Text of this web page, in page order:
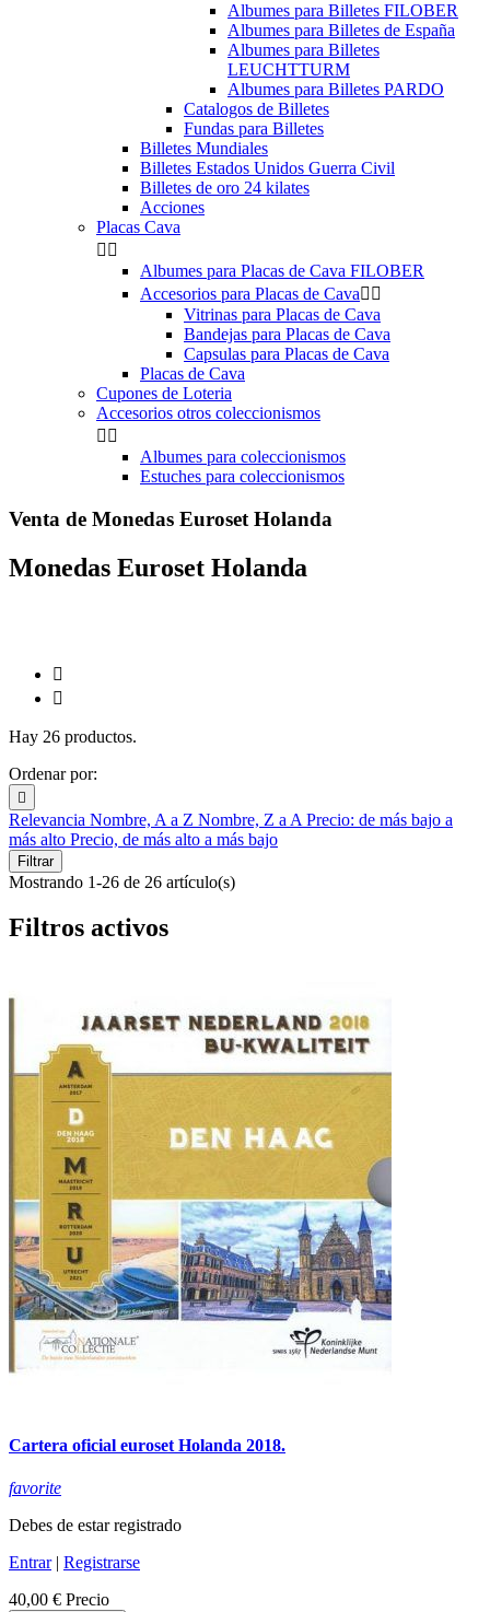
Albumes para Billetes FILOBER
Albumes para Billetes de España
Albumes para Billetes
LEUCHTTURM
Albumes para Billetes PARDO
Catalogos de Billetes
Fundas para Billetes
Billetes Mundiales
Billetes Estados Unidos Guerra Civil
Billetes de oro 24 kilates
Acciones
Placas Cava
 
Albumes para Placas de Cava FILOBER
Accesorios para Placas de Cava 
Vitrinas para Placas de Cava
Bandejas para Placas de Cava
Capsulas para Placas de Cava
Placas de Cava
Cupones de Loteria
Accesorios otros coleccionismos
 
Albumes para coleccionismos
Estuches para coleccionismos
Venta de Monedas Euroset Holanda
Monedas Euroset Holanda


Hay 26 productos.
Ordenar por:

Relevancia Nombre, A a Z Nombre, Z a A Precio: de más bajo a
más alto Precio, de más alto a más bajo
Filtrar
Mostrando 1-26 de 26 artículo(s)
Filtros activos
Cartera oficial euroset Holanda 2018.
favorite
Debes de estar registrado
Entrar| Registrarse
40,00 € Precio